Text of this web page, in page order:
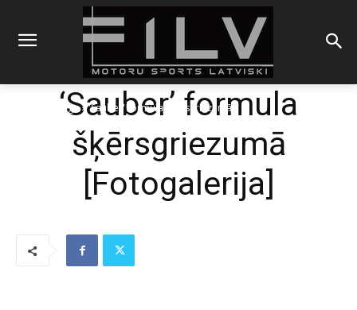
Blogs 'Sauber' formula šķērsgriezumā
‘Sauber’ formula
šķērsgriezumā
[Fotogalerija]